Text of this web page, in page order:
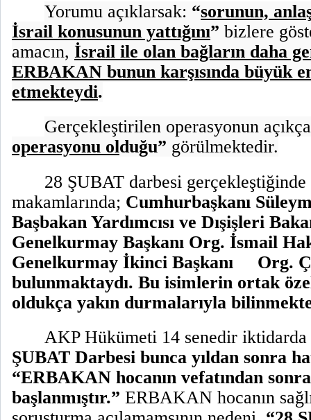
Yorumu açıklarsak: “sorunun,
İsrail konusunun yattığını” bizlere
amacın, İsrail ile olan bağların daha
ERBAKAN bunun karşısında büyük
etmekteydi.
Gerçekleştirilen operasyonun açıkça
operasyonu olduğu” görülmektedir.
28 ŞUBAT darbesi
makamlarında; Cumhurbaşkanı
Başbakan Yardımcısı ve Dışişleri
Genelkurmay Başkanı Org. İsmail
Genelkurmay İkinci Başkanı
Org.
bulunmaktaydı. Bu isimlerin ortak
oldukça yakın durmalarıyla
AKP Hükümeti 14 senedir
ŞUBAT Darbesi bunca yıldan sonra
“ERBAKAN hocanın vefatından
başlanmıştır.” ERBAKAN hocanın